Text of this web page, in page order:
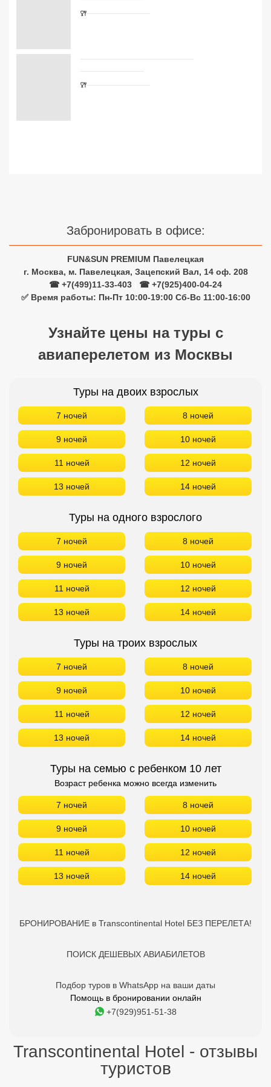
Забронировать в офисе:
FUN&SUN PREMIUM Павелецкая
г. Москва, м. Павелецкая, Зацепский Вал, 14 оф. 208
☎ +7(499)11-33-403
☎ +7(925)400-04-24
✅ Время работы: Пн-Пт 10:00-19:00 Сб-Вс 11:00-16:00
Узнайте цены на туры с
авиаперелетом из Москвы
Туры на двоих взрослых
7 ночей 8 ночей
9 ночей 10 ночей
11 ночей 12 ночей
13 ночей 14 ночей
Туры на одного взрослого
7 ночей 8 ночей
9 ночей 10 ночей
11 ночей 12 ночей
13 ночей 14 ночей
Туры на троих взрослых
7 ночей 8 ночей
9 ночей 10 ночей
11 ночей 12 ночей
13 ночей 14 ночей
Туры на семью с ребенком 10 лет
Возраст ребенка можно всегда изменить
7 ночей 8 ночей
9 ночей 10 ночей
11 ночей 12 ночей
13 ночей 14 ночей
БРОНИРОВАНИЕ в Transcontinental Hotel БЕЗ ПЕРЕЛЕТА!
ПОИСК ДЕШЕВЫХ АВИАБИЛЕТОВ
Подбор туров в WhatsApp на ваши даты
Помощь в бронировании онлайн
+7(929)951-51-38
Transcontinental Hotel - отзывы
туристов
Сетевые отели Турции
Сетевые отели ОАЭ
Сетевые отели Таиланда
Сетевые отели Шри Ланки
Сетевые отели Сейшел
Сетевые отели Маврикия